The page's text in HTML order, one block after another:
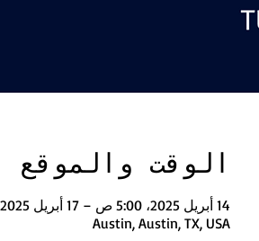
الوقت والموقع
14 أبريل 2025، 5:00 ص – 17 أبريل 2025، 2:00 م
Austin, Austin, TX, USA